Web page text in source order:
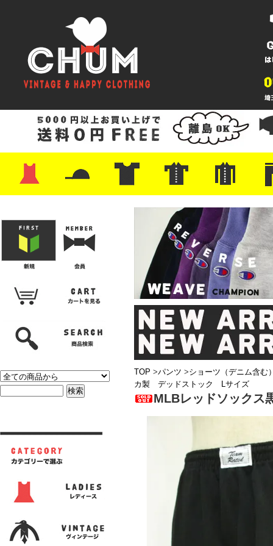
・レザーシューズ/スニーカー
・プリントTシャツ
・バンド/ツアー
・キャラクター
・Nike/adidas/スポーツ
・チャンピオン
・サーフ/スケート
・ボーダー/総柄/無地
・フットボール/リンガー
・タンクトップ/NBA・ポロシャツ
・半袖シャツ
・アロハ/サーフ/ボーリング
・ラルフ/ブランド
・無地/チェック/ストラ
・ワーク/ミリタリー/ウ
・ネル/ウール ・ショ
・アウ
・ジー
・
・ミリ
・コー
・コッ
・オー
・ジャ
ン
TOP >パンツ >ショーツ（デニム含む
カ製 デッドストック Lサイズ
MLBレッドソック